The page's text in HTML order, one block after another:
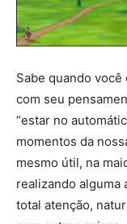
Sabe quando
com seu
“estar no
momentos da
mesmo útil, na
realizando alguma
total atenção,